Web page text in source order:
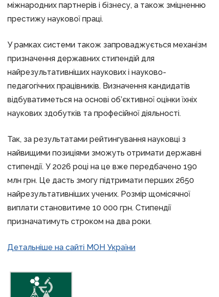
міжнародних партнерів і бізнесу, а також зміцненню
престижу наукової праці.
У рамках системи також запроваджується механізм
призначення державних стипендій для
найрезультативніших наукових і науково-
педагогічних працівників. Визначення кандидатів
відбуватиметься на основі об’єктивної оцінки їхніх
наукових здобутків та професійної діяльності.
Так, за результатами рейтингування науковці з
найвищими позиціями зможуть отримати державні
стипендії. У 2026 році на це вже передбачено 190
млн грн. Це дасть змогу підтримати перших 2650
найрезультативніших учених. Розмір щомісячної
виплати становитиме 10 000 грн. Стипендії
призначатимуть строком на два роки.
Детальніше на сайті МОН України